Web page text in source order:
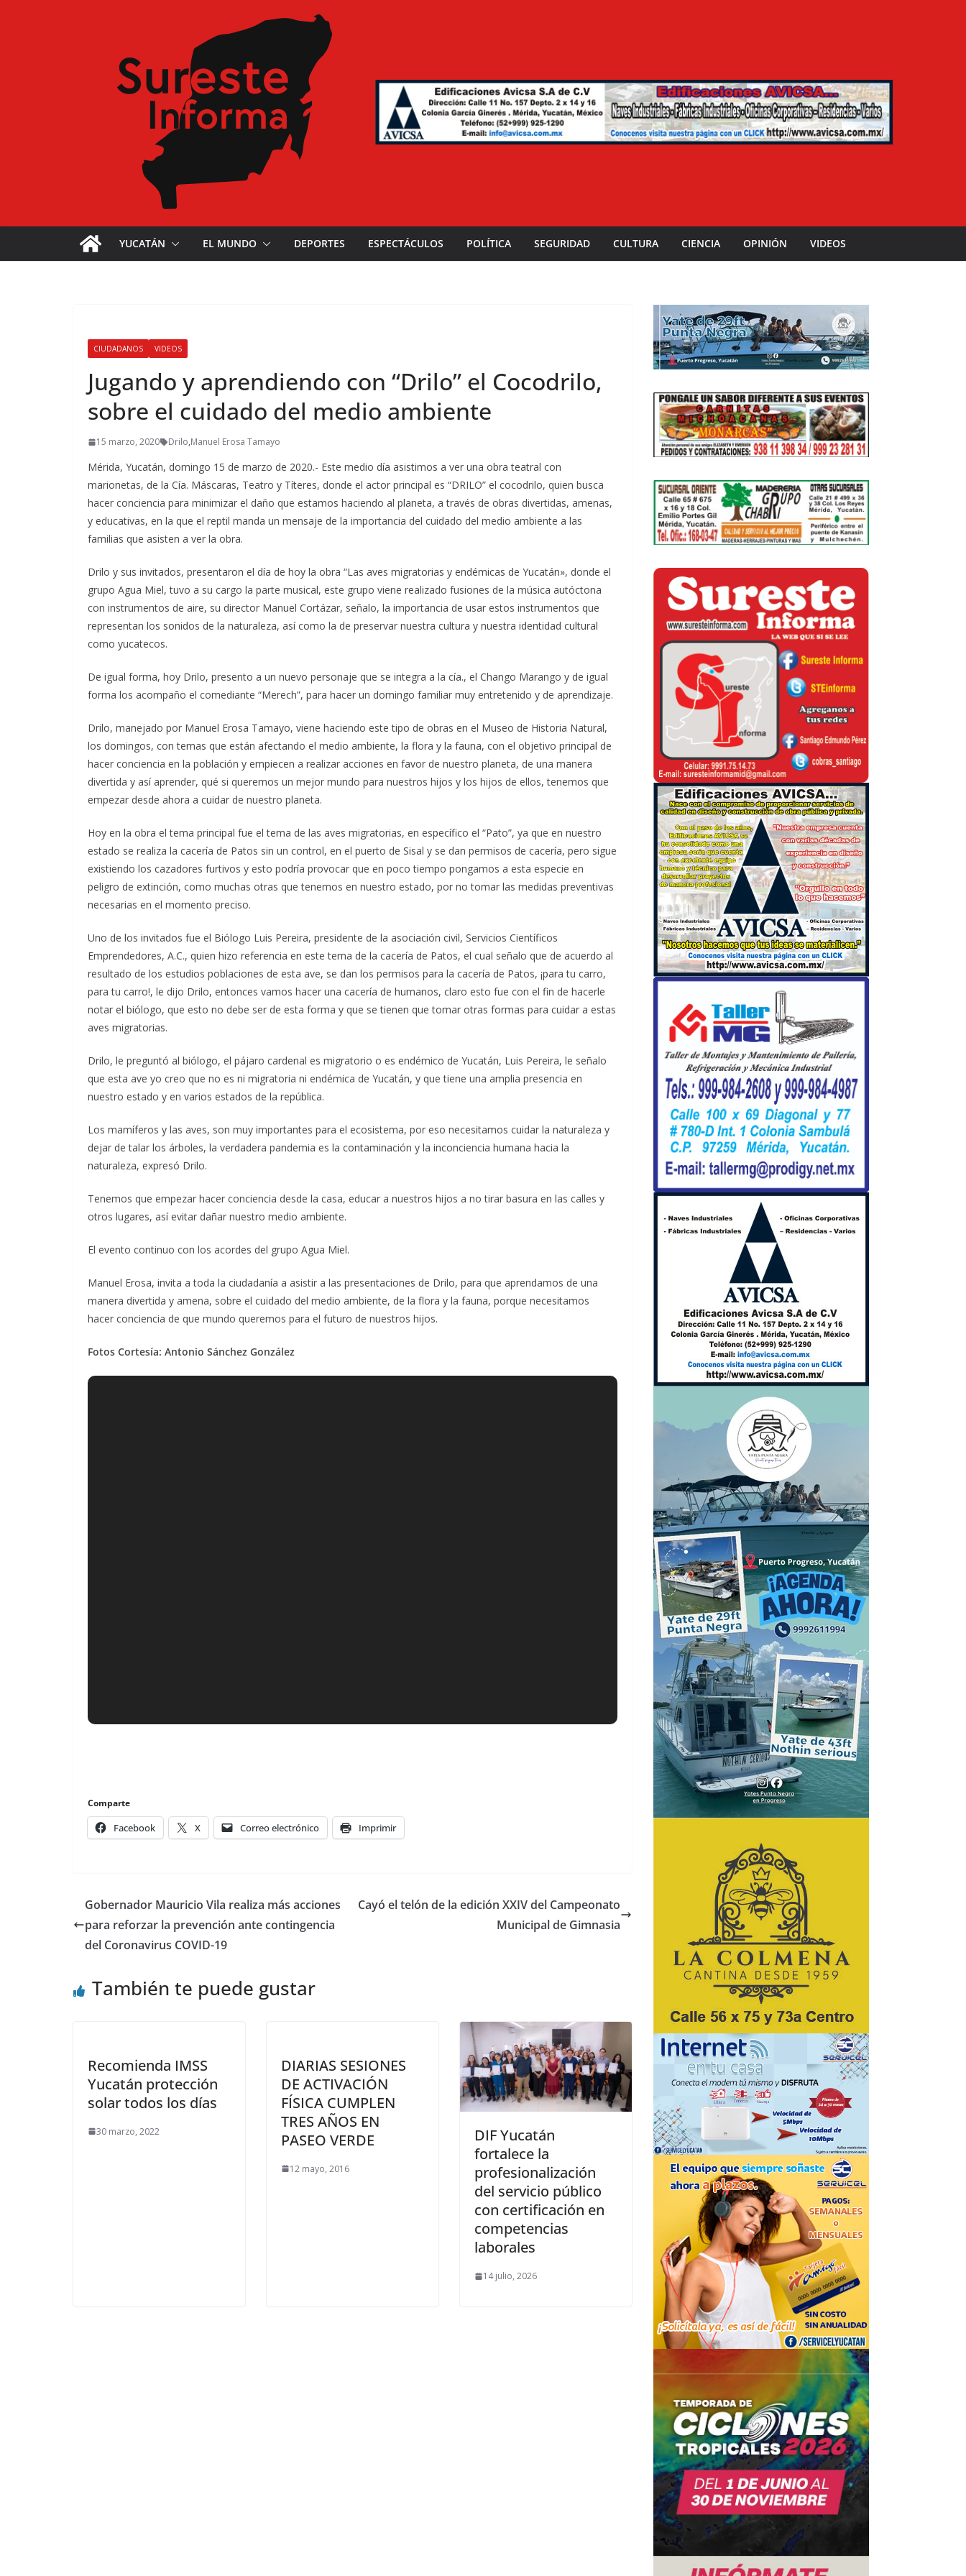
YUCATÁN EL MUNDO DEPORTES ESPECTÁCULOS POLÍTICA SEGURIDAD CULTURA CIENCIA OPINIÓN VIDEOS
CIUDADANOS VIDEOS
Jugando y aprendiendo con “Drilo” el Cocodrilo,
sobre el cuidado del medio ambiente
15 marzo, 2020 Drilo,Manuel Erosa Tamayo
Mérida, Yucatán, domingo 15 de marzo de 2020.- Este medio día asistimos a ver una obra teatral con
marionetas, de la Cía. Máscaras, Teatro y Títeres, donde el actor principal es “DRILO” el cocodrilo, quien busca
hacer conciencia para minimizar el daño que estamos haciendo al planeta, a través de obras divertidas, amenas,
y educativas, en la que el reptil manda un mensaje de la importancia del cuidado del medio ambiente a las
familias que asisten a ver la obra.
Drilo y sus invitados, presentaron el día de hoy la obra “Las aves migratorias y endémicas de Yucatán», donde el
grupo Agua Miel, tuvo a su cargo la parte musical, este grupo viene realizado fusiones de la música autóctona
con instrumentos de aire, su director Manuel Cortázar, señalo, la importancia de usar estos instrumentos que
representan los sonidos de la naturaleza, así como la de preservar nuestra cultura y nuestra identidad cultural
como yucatecos.
De igual forma, hoy Drilo, presento a un nuevo personaje que se integra a la cía., el Chango Marango y de igual
forma los acompaño el comediante “Merech”, para hacer un domingo familiar muy entretenido y de aprendizaje.
Drilo, manejado por Manuel Erosa Tamayo, viene haciendo este tipo de obras en el Museo de Historia Natural,
los domingos, con temas que están afectando el medio ambiente, la flora y la fauna, con el objetivo principal de
hacer conciencia en la población y empiecen a realizar acciones en favor de nuestro planeta, de una manera
divertida y así aprender, qué si queremos un mejor mundo para nuestros hijos y los hijos de ellos, tenemos que
empezar desde ahora a cuidar de nuestro planeta.
Hoy en la obra el tema principal fue el tema de las aves migratorias, en específico el “Pato”, ya que en nuestro
estado se realiza la cacería de Patos sin un control, en el puerto de Sisal y se dan permisos de cacería, pero sigue
existiendo los cazadores furtivos y esto podría provocar que en poco tiempo pongamos a esta especie en
peligro de extinción, como muchas otras que tenemos en nuestro estado, por no tomar las medidas preventivas
necesarias en el momento preciso.
Uno de los invitados fue el Biólogo Luis Pereira, presidente de la asociación civil, Servicios Científicos
Emprendedores, A.C., quien hizo referencia en este tema de la cacería de Patos, el cual señalo que de acuerdo al
resultado de los estudios poblaciones de esta ave, se dan los permisos para la cacería de Patos, ¡para tu carro,
para tu carro!, le dijo Drilo, entonces vamos hacer una cacería de humanos, claro esto fue con el fin de hacerle
notar el biólogo, que esto no debe ser de esta forma y que se tienen que tomar otras formas para cuidar a estas
aves migratorias.
Drilo, le preguntó al biólogo, el pájaro cardenal es migratorio o es endémico de Yucatán, Luis Pereira, le señalo
que esta ave yo creo que no es ni migratoria ni endémica de Yucatán, y que tiene una amplia presencia en
nuestro estado y en varios estados de la república.
Los mamíferos y las aves, son muy importantes para el ecosistema, por eso necesitamos cuidar la naturaleza y
dejar de talar los árboles, la verdadera pandemia es la contaminación y la inconciencia humana hacia la
naturaleza, expresó Drilo.
Tenemos que empezar hacer conciencia desde la casa, educar a nuestros hijos a no tirar basura en las calles y
otros lugares, así evitar dañar nuestro medio ambiente.
El evento continuo con los acordes del grupo Agua Miel.
Manuel Erosa, invita a toda la ciudadanía a asistir a las presentaciones de Drilo, para que aprendamos de una
manera divertida y amena, sobre el cuidado del medio ambiente, de la flora y la fauna, porque necesitamos
hacer conciencia de que mundo queremos para el futuro de nuestros hijos.
Fotos Cortesía: Antonio Sánchez González
Comparte
Facebook X Correo electrónico Imprimir
Gobernador Mauricio Vila realiza más acciones
para reforzar la prevención ante contingencia
del Coronavirus COVID-19
Cayó el telón de la edición XXIV del Campeonato
Municipal de Gimnasia
También te puede gustar
Recomienda IMSS
Yucatán protección
solar todos los días
30 marzo, 2022
DIARIAS SESIONES
DE ACTIVACIÓN
FÍSICA CUMPLEN
TRES AÑOS EN
PASEO VERDE
12 mayo, 2016
DIF Yucatán
fortalece la
profesionalización
del servicio público
con certificación en
competencias
laborales
14 julio, 2026